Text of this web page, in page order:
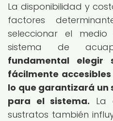
La disponibilidad y
factores
seleccionar el
sistema de
fundamental elegir
fácilmente
lo que garantizará un
para el sistema. La
sustratos también